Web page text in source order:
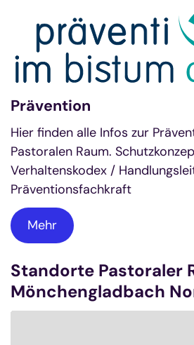
Prävention
Hier finden alle Infos zur
Pastoralen Raum.
Verhaltenskodex /
Präventionsfachkraft
Mehr
Standorte Pastoraler
Mönchengladbach